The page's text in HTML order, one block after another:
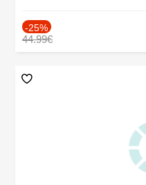
-25%
44.99€